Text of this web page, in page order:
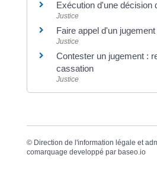
Exécution d'une décision
Justice
Faire appel d'un
Justice
Contester un jugement :
cassation
Justice
© Direction de l'information légale et
comarquage developpé par baseo.io